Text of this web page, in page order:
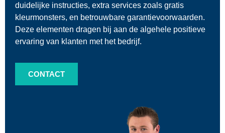
duidelijke instructies, extra services zoals gratis
kleurmonsters, en betrouwbare garantievoorwaarden.
Deze elementen dragen bij aan de algehele positieve
ervaring van klanten met het bedrijf.
CONTACT